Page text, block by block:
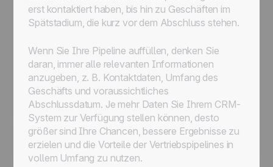
erst kontaktiert haben, bis hin zu Geschäften im
Spätstadium, die kurz vor dem Abschluss stehen.
Wenn Sie Ihre Pipeline auffüllen, denken Sie
daran, immer alle relevanten Informationen
anzugeben, z. B. Kontaktdaten, Umfang des
Geschäfts und voraussichtliches
Abschlussdatum. Je mehr Daten Sie Ihrem CRM-
System zur Verfügung stellen können, desto
größer sind Ihre Chancen, bessere Ergebnisse zu
erzielen und die Vorteile der Vertriebspipelines in
vollem Umfang zu nutzen.